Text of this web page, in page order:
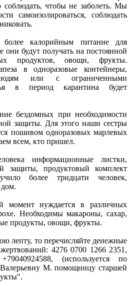
соблюдать, чтобы не заболеть. Мы
самоизолироваться, соблюдать
калорийным питание для
они будут получать на постоянной
продуктов, овощи, фрукты.
в одноразовые контейнеры,
или с ограниченными
в период карантина будет
бездомных при необходимости
защиты. Для этого наши сестры
пошивом одноразовых марлевых
всем, кто пришел.
информационные листки,
защиты, продуктовый комплект
более тридцати человек,
дом.
момент нуждается в различных
Необходимы макароны, сахар,
продукты, овощи, фрукты.
лепту, то перечисляйте денежные
4276 0700 1266 2351,
(используется по
М. помощницу старшей